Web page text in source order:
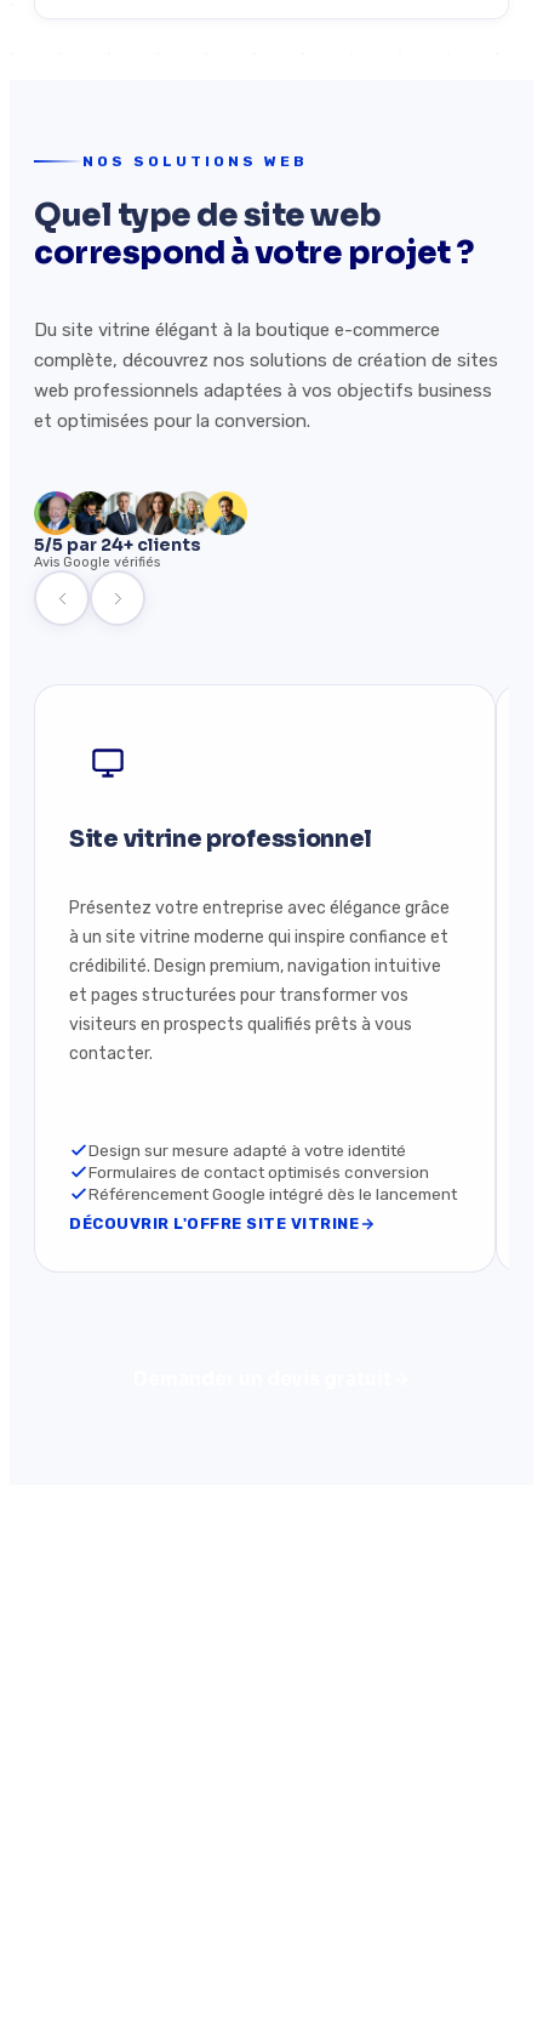
NOS SOLUTIONS WEB
Quel type de site web
correspond à votre projet ?
Du site vitrine élégant à la boutique e-commerce
complète, découvrez nos solutions de création de sites
web professionnels adaptées à vos objectifs business
et optimisées pour la conversion.
5/5 par 24+ clients
Avis Google vérifiés
Site vitrine professionnel
Présentez votre entreprise avec élégance grâce
à un site vitrine moderne qui inspire confiance et
crédibilité. Design premium, navigation intuitive
et pages structurées pour transformer vos
visiteurs en prospects qualifiés prêts à vous
contacter.
Design sur mesure adapté à votre identité
Formulaires de contact optimisés conversion
Référencement Google intégré dès le lancement
DÉCOUVRIR L'OFFRE SITE VITRINE